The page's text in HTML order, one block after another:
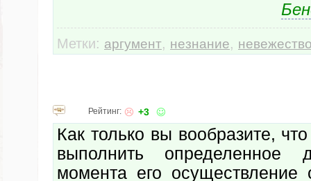
Метки: аргумент, незнание,
Рейтинг: +3
Как только вы вообразите,
выполнить определенное
момента его осуществление